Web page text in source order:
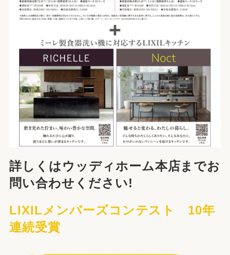
詳しくはウッディホーム本店までお
問い合わせください!
LIXILメンバーズコンテスト 10年
連続受賞